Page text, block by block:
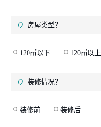
房屋类型？
120㎡以下 120㎡以上
装修情况？
装修前 装修后